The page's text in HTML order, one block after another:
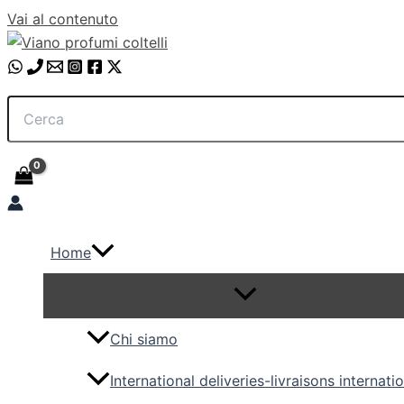
Vai al contenuto
Home
Chi siamo
International deliveries-livraisons